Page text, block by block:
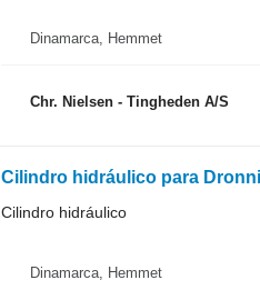
Dinamarca, Hemmet
Chr. Nielsen - Tingheden A/S
Cilindro hidráulico para
Cilindro hidráulico
Dinamarca, Hemmet